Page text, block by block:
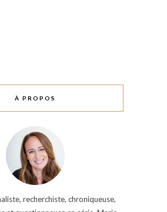
À PROPOS
recherchiste, chroniqueuse,